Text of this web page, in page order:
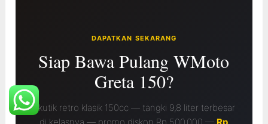
DAPATKAN SEKARANG
Siap Bawa Pulang WMoto
Greta 150?
Skutik retro klasik 150cc — tangki 9,8 liter terbesar